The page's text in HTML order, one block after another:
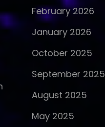
February 2026
January 2026
October 2025
September 2025
August 2025
May 2025